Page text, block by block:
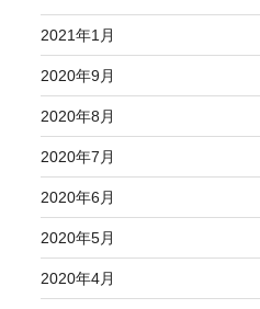
2021年1月
2020年9月
2020年8月
2020年7月
2020年6月
2020年5月
2020年4月